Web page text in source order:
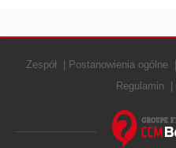
Zespół Postanowienia ogólne
Regulamin